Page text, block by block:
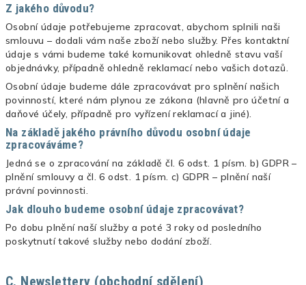
Z jakého důvodu?
Osobní údaje potřebujeme zpracovat, abychom splnili naši
smlouvu – dodali vám naše zboží nebo služby. Přes kontaktní
údaje s vámi budeme také komunikovat ohledně stavu vaší
objednávky, případně ohledně reklamací nebo vašich dotazů.
Osobní údaje budeme dále zpracovávat pro splnění našich
povinností, které nám plynou ze zákona (hlavně pro účetní a
daňové účely, případně pro vyřízení reklamací a jiné).
Na základě jakého právního důvodu osobní údaje
zpracováváme?
Jedná se o zpracování na základě čl. 6 odst. 1 písm. b) GDPR –
plnění smlouvy a čl. 6 odst. 1 písm. c) GDPR – plnění naší
právní povinnosti.
Jak dlouho budeme osobní údaje zpracovávat?
Po dobu plnění naší služby a poté 3 roky od posledního
poskytnutí takové služby nebo dodání zboží.
C. Newslettery (obchodní sdělení)